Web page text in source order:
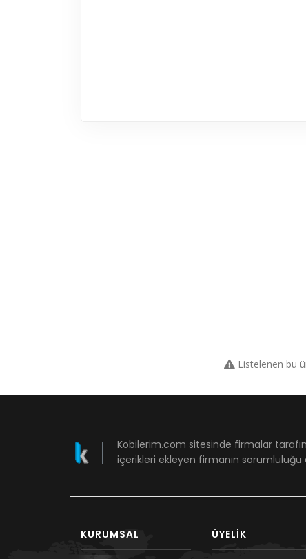
Listelenen bu
Kobilerim.com sitesinde firmalar
içerikleri ekleyen firmanın
KURUMSAL ÜYELIK